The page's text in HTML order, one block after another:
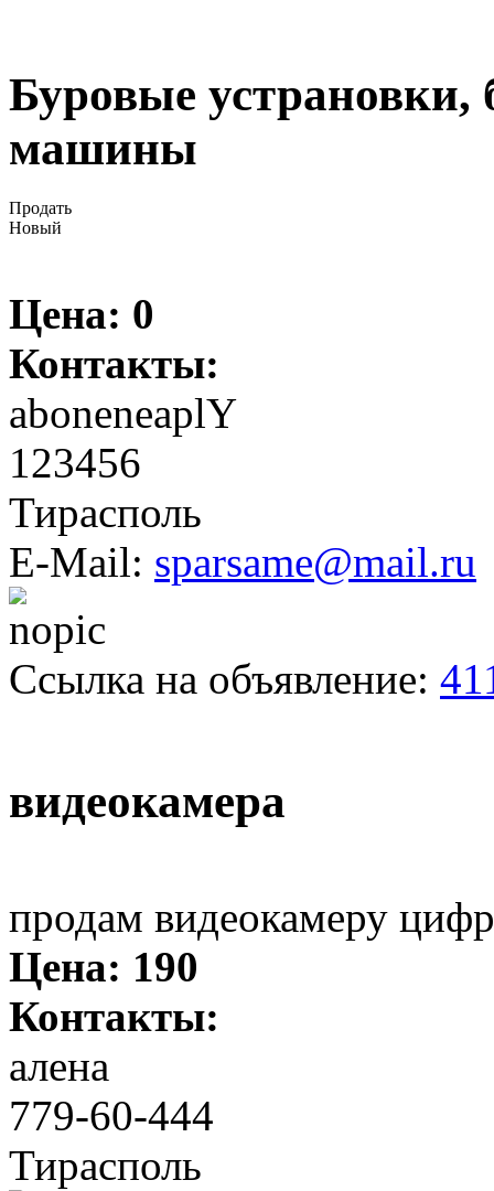
Буровые устрановки,
машины
Продать
Новый
Цена: 0
Контакты:
aboneneaplY
123456
Тирасполь
E-Mail: sparsame@mail.ru
Ссылка на объявление:
видеокамера
продам видеокамеру
Цена: 190
Контакты:
алена
779-60-444
Тирасполь